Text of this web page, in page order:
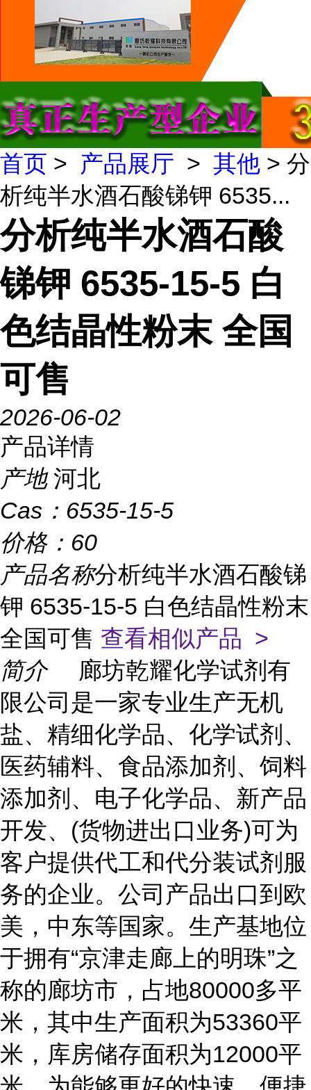
首页 > 产品展厅 > 其他 > 分
析纯半水酒石酸锑钾 6535...
分析纯半水酒石酸
锑钾 6535-15-5 白
色结晶性粉末 全国
可售
2026-06-02
产品详情
产地 河北
Cas： 6535-15-5
价格： 60
产品名称分析纯半水酒石酸锑
钾 6535-15-5 白色结晶性粉末
全国可售 查看相似产品 >
简介
廊坊乾耀化学试剂有
限公司是一家专业生产无机
盐、精细化学品、化学试剂、
医药辅料、食品添加剂、饲料
添加剂、电子化学品、新产品
开发、(货物进出口业务)可为
客户提供代工和代分装试剂服
务的企业。公司产品出口到欧
美，中东等国家。生产基地位
于拥有“京津走廊上的明珠”之
称的廊坊市，占地80000多平
米，其中生产面积为53360平
米，库房储存面积为12000平